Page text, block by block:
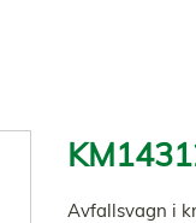
Avfallsvagn i